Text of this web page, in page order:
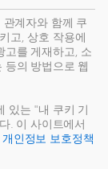
계자와 함께 쿠
고, 상호 작용에
고를 게재하고, 소
등의 방법으로 웹
있는 "내 쿠키 기
. 이 사이트에서
개인정보 보호정책